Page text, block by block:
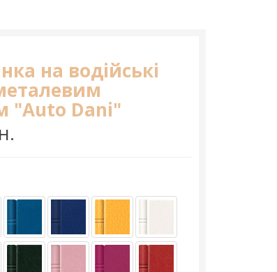
на водійські
"Auto Dani"